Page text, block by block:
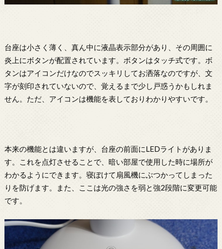
台座は小さく薄く、真ん中に液晶表示部分があり、その周囲に
炎上にボタンが配置されています。ボタンはタッチ式です。ボ
タンはアイコンだけなのでスッキリしてお洒落なのですが、文
字が刻印されていないので、覚えるまで少し戸惑うかもしれま
せん。ただ、アイコンは機能を表しておりわかりやすいです。
本来の機能とは違いますが、台座の前面にLEDライトがありま
す。これを点灯させることで、暗い部屋で使用した時に場所が
わかるようにできます。寝ぼけて扇風機にぶつかってしまった
りを防げます。また、ここは光の強さを弱と強2段階に変更可能
です。